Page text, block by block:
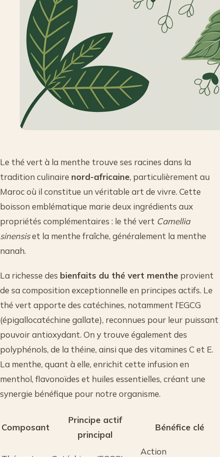
Le thé vert à la menthe trouve ses racines dans la
tradition culinaire nord-africaine, particulièrement au
Maroc où il constitue un véritable art de vivre. Cette
boisson emblématique marie deux ingrédients aux
propriétés complémentaires : le thé vert Camellia
sinensiset la menthe fraîche, généralement la menthe
nanah.
La richesse des bienfaits du thé vert menthe provient
de sa composition exceptionnelle en principes actifs. Le
thé vert apporte des catéchines, notamment l’EGCG
(épigallocatéchine gallate), reconnues pour leur puissant
pouvoir antioxydant. On y trouve également des
polyphénols, de la théine, ainsi que des vitamines C et E.
La menthe, quant à elle, enrichit cette infusion en
menthol, flavonoïdes et huiles essentielles, créant une
synergie bénéfique pour notre organisme.
Composant
Principe actif
principal
Bénéfice clé
Action